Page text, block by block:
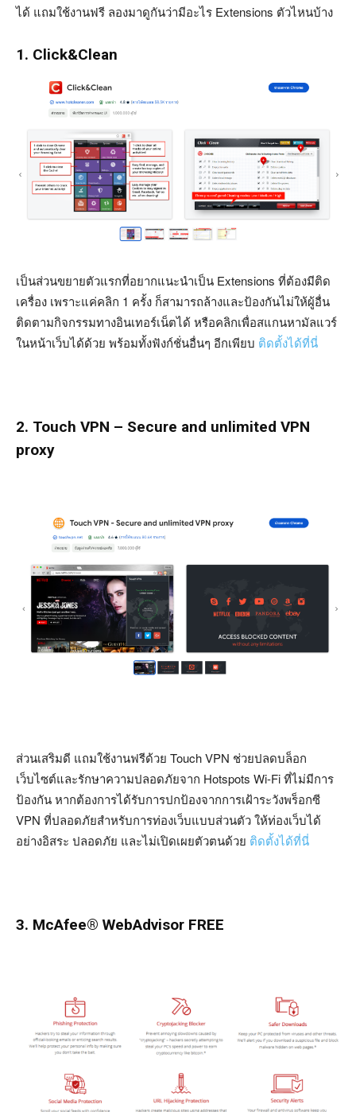
ได้ แถมใช้งานฟรี ลองมาดูกันว่ามีอะไร Extensions ตัวไหนบ้าง
1. Click&Clean
เป็นส่วนขยายตัวแรกที่อยากแนะนำเป็น Extensions ที่ต้องมีติด
เครื่อง เพราะแค่คลิก 1 ครั้ง ก็สามารถล้างและป้องกันไม่ให้ผู้อื่น
ติดตามกิจกรรมทางอินเทอร์เน็ตได้ หรือคลิกเพื่อสแกนหามัลแวร์
ในหน้าเว็บได้ด้วย พร้อมทั้งฟังก์ชั่นอื่นๆ อีกเพียบ ติดตั้งได้ที่นี่
2. Touch VPN – Secure and unlimited VPN
proxy
ส่วนเสริมดี แถมใช้งานฟรีด้วย Touch VPN ช่วยปลดบล็อก
เว็บไซต์และรักษาความปลอดภัยจาก Hotspots Wi-Fi ที่ไม่มีการ
ป้องกัน หากต้องการได้รับการปกป้องจากการเฝ้าระวังพร็อกซี
VPN ที่ปลอดภัยสำหรับการท่องเว็บแบบส่วนตัว ให้ท่องเว็บได้
อย่างอิสระ ปลอดภัย และไม่เปิดเผยตัวตนด้วย ติดตั้งได้ที่นี่
3. McAfee® WebAdvisor FREE